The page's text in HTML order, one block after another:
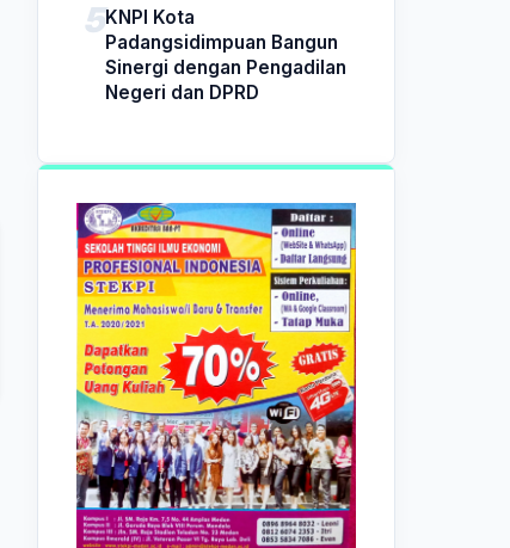
KNPI Kota
Padangsidimpuan Bangun
Sinergi dengan Pengadilan
Negeri dan DPRD